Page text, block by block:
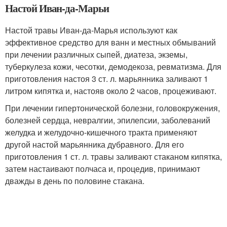
Настой Иван-да-Марьи
Настой травы Иван-да-Марья используют как
эффективное средство для ванн и местных обмываний
при лечении различных сыпей, диатеза, экземы,
туберкулеза кожи, чесотки, демодекоза, ревматизма. Для
приготовления настоя 3 ст. л. марьянника заливают 1
литром кипятка и, настояв около 2 часов, процеживают.
При лечении гипертонической болезни, головокружения,
болезней сердца, невралгии, эпилепсии, заболеваний
желудка и желудочно-кишечного тракта применяют
другой настой марьянника дубравного. Для его
приготовления 1 ст. л. травы заливают стаканом кипятка,
затем настаивают полчаса и, процедив, принимают
дважды в день по половине стакана.